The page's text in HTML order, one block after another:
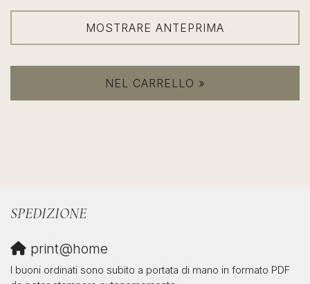
MOSTRARE ANTEPRIMA
NEL CARRELLO »
SPEDIZIONE
print@home
I buoni ordinati sono subito a portata di mano in formato PDF